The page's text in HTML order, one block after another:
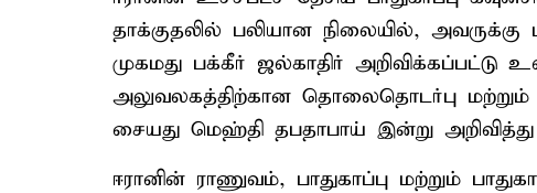
தாக்குதலில் பலியான நிலையில், அவருக்கு
முகமது பக்கீர் ஜல்காதிர்
அலுவலகத்திற்கான தொலைதொடர்பு
சையது மெஹ்தி தபதாபாய் இன்று
ஈரானின் ராணுவம், பாதுகாப்பு மற்றும்